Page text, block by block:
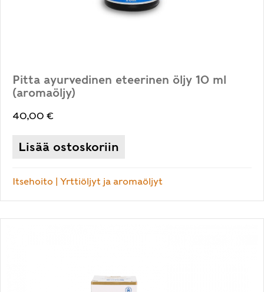
Pitta ayurvedinen eteerinen öljy 10 ml
(aromaöljy)
40,00 €
Lisää ostoskoriin
Itsehoito | Yrttiöljyt ja aromaöljyt